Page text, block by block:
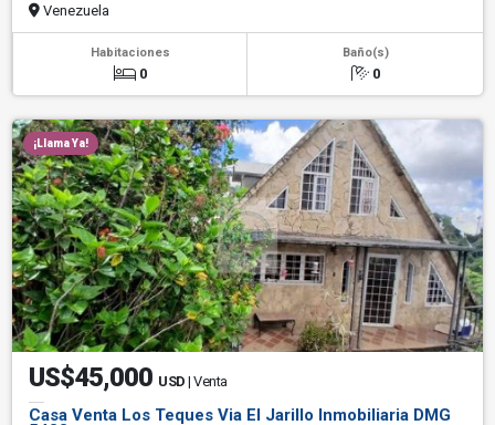
Venezuela
Habitaciones
0
Baño(s)
0
¡Llama Ya!
US$45,000 USD | Venta
Casa Venta Los Teques Via El Jarillo Inmobiliaria DMG